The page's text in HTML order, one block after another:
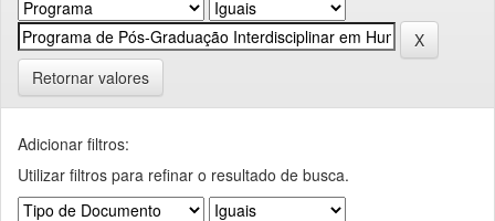
Retornar valores
Adicionar filtros:
Utilizar filtros para refinar o resultado de busca.